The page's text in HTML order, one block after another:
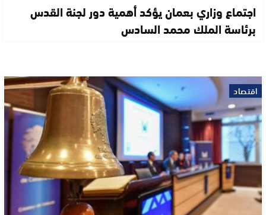
اجتماع وزاري بعمان يؤكد أهمية دور لجنة القدس
برئاسة الملك محمد السادس
اقتصاد